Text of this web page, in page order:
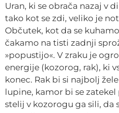
Uran, ki se obrača nazaj v
tako kot se zdi, veliko je
Občutek, kot da se
čakamo na tisti zadnji
»popustijo«. V zraku je
energije (kozorog, rak), ki
konec. Rak bi si najbolj
lupine, kamor bi se
stelij v kozorogu ga sili, da